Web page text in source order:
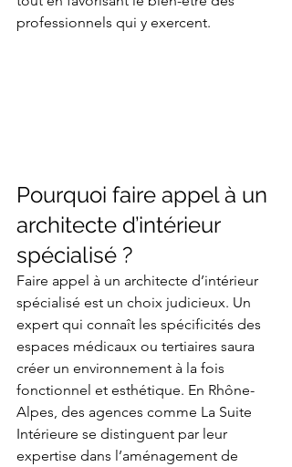
professionnels qui y exercent.
Pourquoi faire appel à un
architecte d’intérieur
spécialisé ?
Faire appel à un architecte d’intérieur
spécialisé est un choix judicieux. Un
expert qui connaît les spécificités des
espaces médicaux ou tertiaires saura
créer un environnement à la fois
fonctionnel et esthétique. En Rhône-
Alpes, des agences comme La Suite
Intérieure se distinguent par leur
expertise dans l’aménagement de